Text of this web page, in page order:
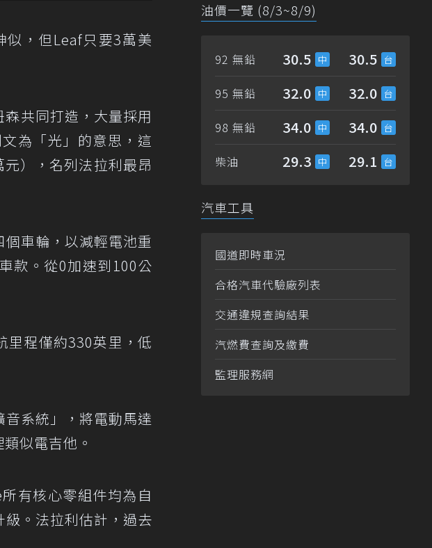
似，但Leaf只要3萬美
共同打造，大量採用
為「光」的意思，這
），名列法拉利最昂
車輪，以減輕電池重
款。從0加速到100公
里程僅約330英里，低
系統」，將電動馬達
似電吉他。
有核心零組件均為自
。法拉利估計，過去
油價一覽 (8/3~8/9)
92 無鉛 30.5 30.5
95 無鉛 32.0 32.0
98 無鉛 34.0 34.0
柴油 29.3 29.1
汽車工具
國道即時車況
合格汽車代驗廠列表
交通違規查詢結果
汽燃費查詢及繳費
監理服務網